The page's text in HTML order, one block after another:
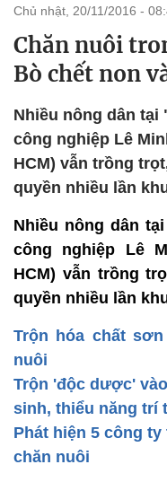
chủ nhật, 20/11/2016 -
Chăn nuôi
Bò chết non
Nhiều nông dân
công nghiệp Lê
HCM) vẫn trồng
quyền nhiều lần
Nhiều nông dân
công nghiệp Lê
HCM) vẫn trồng
quyền nhiều lần
Trộn hóa chất
nuôi
Trộn 'độc dược'
sinh, thiểu năng trí
Phát hiện 5 công
chăn nuôi